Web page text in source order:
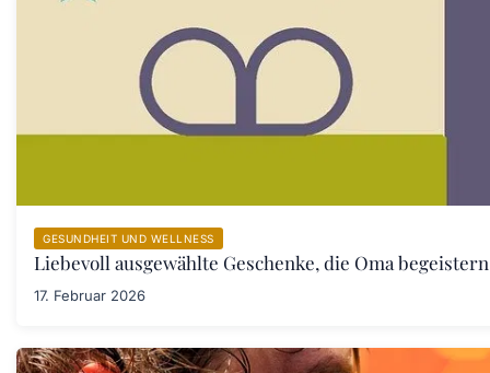
GESUNDHEIT UND WELLNESS
Liebevoll ausgewählte Geschenke, die Oma
17. Februar 2026